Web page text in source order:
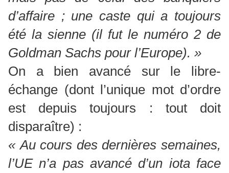
d’affaire ; une caste qui a toujours
été la sienne (il fut le numéro 2 de
Goldman Sachs pour l’Europe). »
On a bien avancé sur le libre-
échange (dont l’unique mot d’ordre
est depuis toujours : tout doit
disparaître) :
« Au cours des dernières semaines,
l’UE n’a pas avancé d’un iota face